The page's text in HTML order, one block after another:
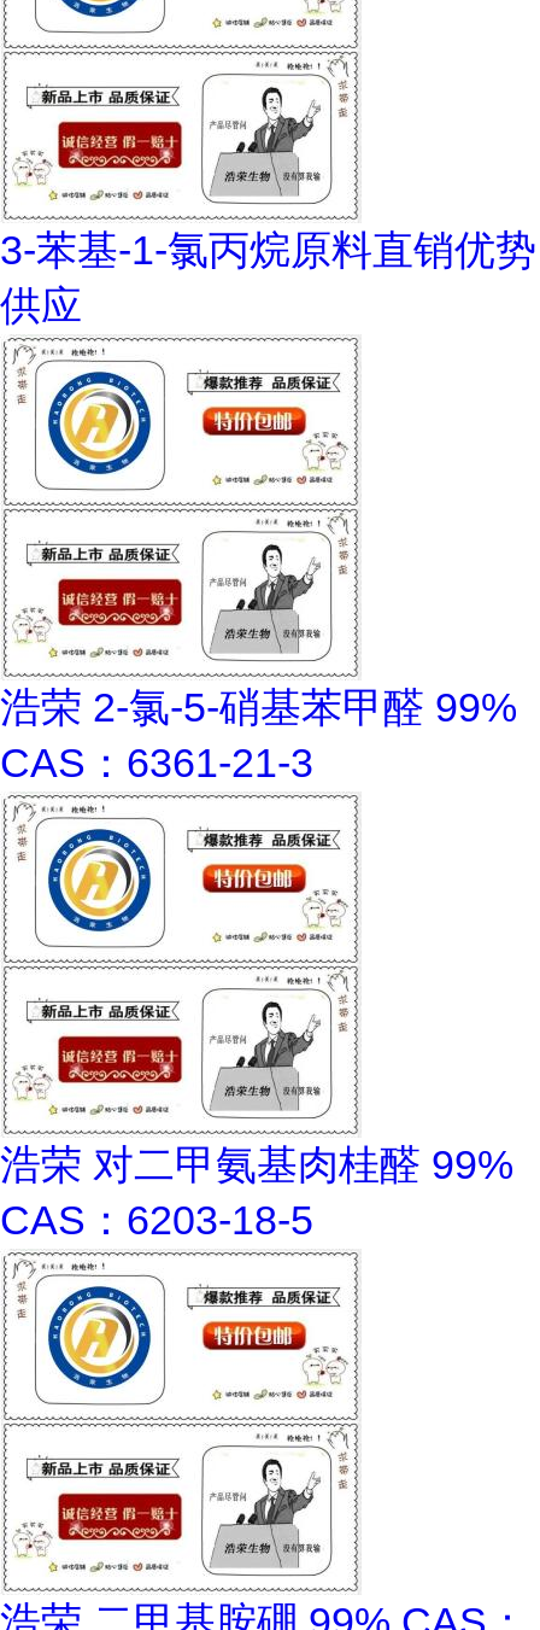
3-苯基-1-氯丙烷原料直销优势
供应
浩荣 2-氯-5-硝基苯甲醛 99%
CAS：6361-21-3
浩荣 对二甲氨基肉桂醛 99%
CAS：6203-18-5